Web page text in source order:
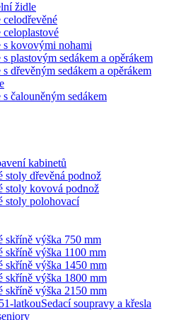
židle
s kovovými nohami
plastovým sedákem a opěrákem
dřevěným sedákem a opěrákem
čalouněným sedákem
kabinetů
stoly dřevěná podnož
stoly kovová podnož
stoly polohovací
skříně výška 750 mm
skříně výška 1100 mm
skříně výška 1450 mm
skříně výška 1800 mm
skříně výška 2150 mm
Sedací soupravy a křesla